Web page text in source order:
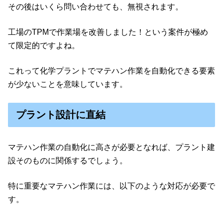
その後はいくら問い合わせても、無視されます。
工場のTPMで作業場を改善しました！という案件が極め
て限定的ですよね。
これって化学プラントでマテハン作業を自動化できる要素
が少ないことを意味しています。
プラント設計に直結
マテハン作業の自動化に高さが必要となれば、プラント建
設そのものに関係するでしょう。
特に重要なマテハン作業には、以下のような対応が必要で
す。